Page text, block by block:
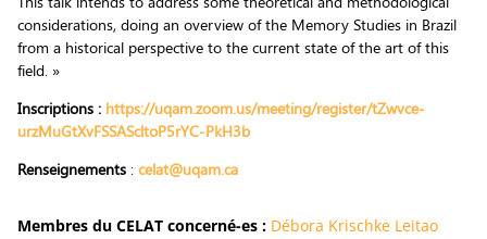
considerations, doing an overview of the Memory Studies in Brazil
from a historical perspective to the current state of the art of this
field. »
Inscriptions : https://uqam.zoom.us/meeting/register/tZwvce-
urzMuGtXvFSSAScltoP5rYC-PkH3b
Renseignements: celat@uqam.ca
Membres du CELAT concerné-es : Débora Krischke Leitao